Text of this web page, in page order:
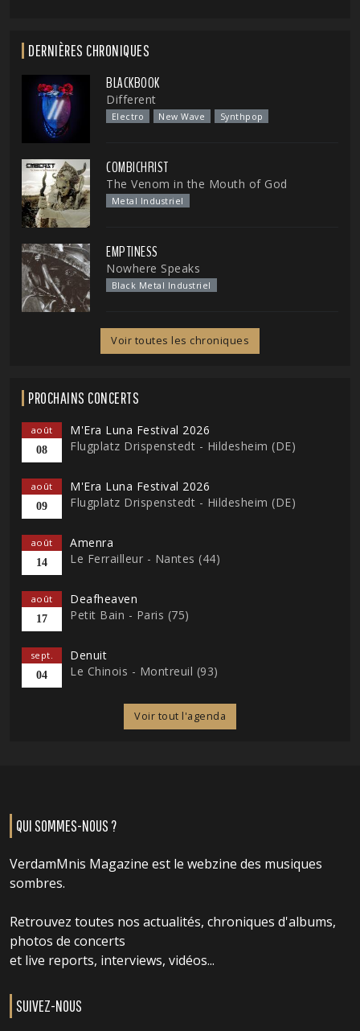
DERNIÈRES CHRONIQUES
BLACKBOOK
Different
Electro New Wave Synthpop
COMBICHRIST
The Venom in the Mouth of God
Metal Industriel
EMPTINESS
Nowhere Speaks
Black Metal Industriel
Voir toutes les chroniques
PROCHAINS CONCERTS
août
08
M'Era Luna Festival 2026
Flugplatz Drispenstedt - Hildesheim (DE)
août
09
M'Era Luna Festival 2026
Flugplatz Drispenstedt - Hildesheim (DE)
août
14
Amenra
Le Ferrailleur - Nantes (44)
août
17
Deafheaven
Petit Bain - Paris (75)
sept.
04
Denuit
Le Chinois - Montreuil (93)
Voir tout l'agenda
QUI SOMMES-NOUS ?
VerdamMnis Magazine est le webzine des musiques
sombres.
Retrouvez toutes nos actualités, chroniques d'albums,
photos de concerts
et live reports, interviews, vidéos...
SUIVEZ-NOUS